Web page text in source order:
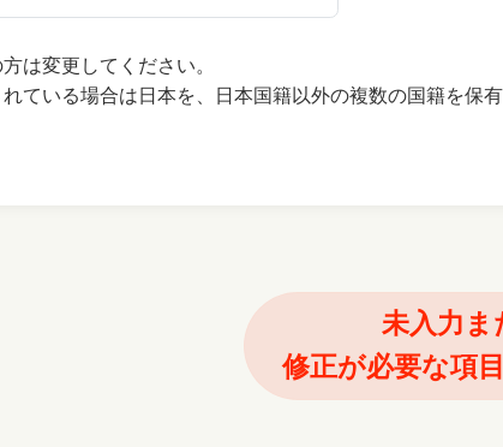
は変更してください。
ている場合は日本を、日本国籍以外の複数の国籍を保
未入力ま
修正が必要な項